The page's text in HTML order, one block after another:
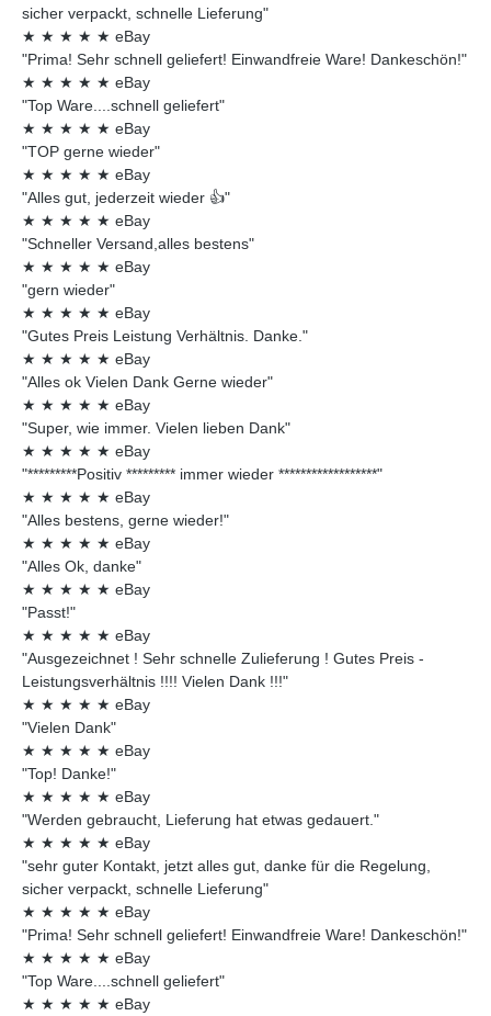
sicher verpackt, schnelle Lieferung"
★ ★ ★ ★ ★ eBay
"Prima! Sehr schnell geliefert! Einwandfreie Ware! Dankeschön!"
★ ★ ★ ★ ★ eBay
"Top Ware....schnell geliefert"
★ ★ ★ ★ ★ eBay
"TOP gerne wieder"
★ ★ ★ ★ ★ eBay
"Alles gut, jederzeit wieder 👍"
★ ★ ★ ★ ★ eBay
"Schneller Versand,alles bestens"
★ ★ ★ ★ ★ eBay
"gern wieder"
★ ★ ★ ★ ★ eBay
"Gutes Preis Leistung Verhältnis. Danke."
★ ★ ★ ★ ★ eBay
"Alles ok Vielen Dank Gerne wieder"
★ ★ ★ ★ ★ eBay
"Super, wie immer. Vielen lieben Dank"
★ ★ ★ ★ ★ eBay
"*********Positiv ********* immer wieder ******************"
★ ★ ★ ★ ★ eBay
"Alles bestens, gerne wieder!"
★ ★ ★ ★ ★ eBay
"Alles Ok, danke"
★ ★ ★ ★ ★ eBay
"Passt!"
★ ★ ★ ★ ★ eBay
"Ausgezeichnet ! Sehr schnelle Zulieferung ! Gutes Preis -
Leistungsverhältnis !!!! Vielen Dank !!!"
★ ★ ★ ★ ★ eBay
"Vielen Dank"
★ ★ ★ ★ ★ eBay
"Top! Danke!"
★ ★ ★ ★ ★ eBay
"Werden gebraucht, Lieferung hat etwas gedauert."
★ ★ ★ ★ ★ eBay
"sehr guter Kontakt, jetzt alles gut, danke für die Regelung,
sicher verpackt, schnelle Lieferung"
★ ★ ★ ★ ★ eBay
"Prima! Sehr schnell geliefert! Einwandfreie Ware! Dankeschön!"
★ ★ ★ ★ ★ eBay
"Top Ware....schnell geliefert"
★ ★ ★ ★ ★ eBay